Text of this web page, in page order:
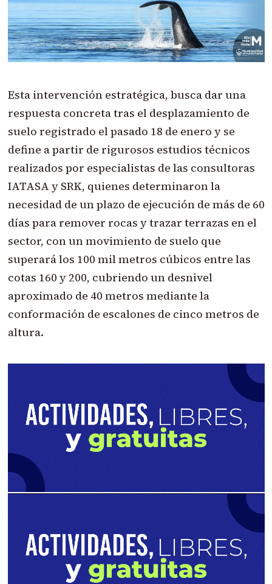
Esta intervención estratégica, busca dar una
respuesta concreta tras el desplazamiento de
suelo registrado el pasado 18 de enero y se
define a partir de rigurosos estudios técnicos
realizados por especialistas de las consultoras
IATASA y SRK, quienes determinaron la
necesidad de un plazo de ejecución de más de 60
días para remover rocas y trazar terrazas en el
sector, con un movimiento de suelo que
superará los 100 mil metros cúbicos entre las
cotas 160 y 200, cubriendo un desnivel
aproximado de 40 metros mediante la
conformación de escalones de cinco metros de
altura.